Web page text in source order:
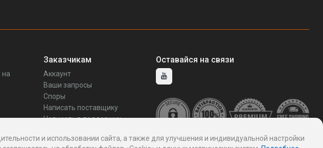
на
Заказчикам
Аккаунт
Ваши запросы
Споры
Написать поставщику
Написать в поддержку
Оставайся на связи
и использовании сайта, а также для улучшения и индивидуальной настройки